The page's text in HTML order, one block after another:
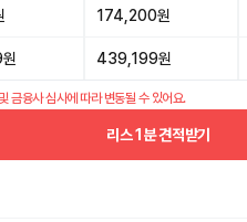
174,200원
439,199원
금융사 심사에 따라 변동될 수 있어요.
리스 1분 견적받기